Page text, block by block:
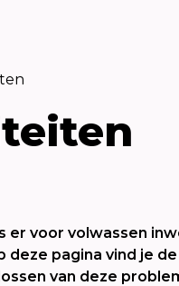
er voor volwassen
deze pagina vind je
van deze